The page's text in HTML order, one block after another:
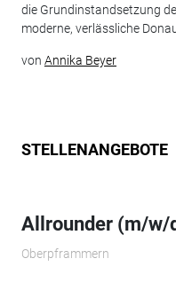
die Grundinstandsetzung
moderne, verlässliche
von Annika Beyer
STELLENANGEBOTE
Allrounder (m/w/
Oberpframmern